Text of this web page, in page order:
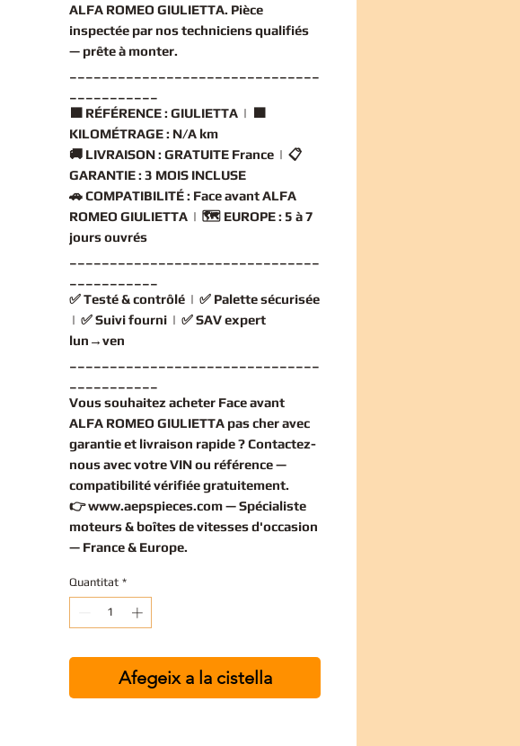
ALFA ROMEO GIULIETTA. Pièce
inspectée par nos techniciens qualifiés
— prête à monter.
🟧 RÉFÉRENCE : GIULIETTA | 🟧
KILOMÉTRAGE : N/A km
🚚 LIVRAISON : GRATUITE France | 📋
GARANTIE : 3 MOIS INCLUSE
🚗COMPATIBILITÉ : Face avant ALFA
ROMEO GIULIETTA | 🗺️ EUROPE : 5 à 7
jours ouvrés
✅Testé & contrôlé | ✅ Palette sécurisée
| ✅Suivi fourni | ✅SAV expert
lun→ven
Vous souhaitez acheter Face avant
ALFA ROMEO GIULIETTA pas cheravec
garantie et livraison rapide ? Contactez-
nous avec votre VIN ou référence —
compatibilité vérifiéegratuitement.
👉www.aepspieces.com— Spécialiste
moteurs & boîtes de vitesses d'occasion
— France & Europe.
Quantitat *
Afegeix a la cistella